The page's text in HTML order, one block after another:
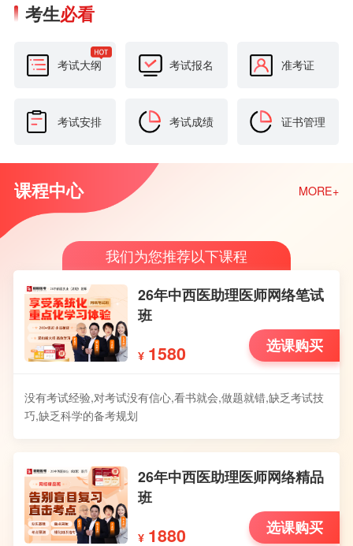
考生必看
考试大纲 考试报名 准考证
考试安排 考试成绩 证书管理
课程中心 MORE+
我们为您推荐以下课程
26年中西医助理医师网络笔试
班
¥ 1580 选课购买
没有考试经验,对考试没有信心,看书就会,做题就错,缺乏考试技
巧,缺乏科学的备考规划
26年中西医助理医师网络精品
班
¥ 1880 选课购买